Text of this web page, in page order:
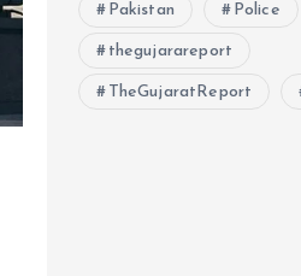
Pakistan Police
thegujarareport
TheGujaratReport